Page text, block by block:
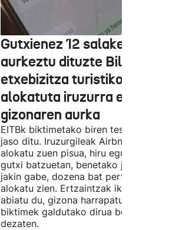
Gutxienez 12 salaketa
aurkeztu dituzte Bilbon
etxebizitza turistiko bat
alokatuta iruzurra egin
gizonaren aurka
EITBk biktimetako biren testigantzak
jaso ditu. Iruzurgileak Airbnb bidez
alokatu zuen pisua, hiru egunez. Ordu
gutxi batzuetan, benetako jabeak
jakin gabe, dozena bat pertsonari
alokatu zien. Ertzaintzak ikerketa
abiatu du, gizona harrapatu eta
biktimek galdutako dirua berreskura
dezaten.